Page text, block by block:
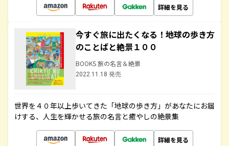
詳細を見る
今すぐ旅に出たくなる！地球の歩き方
のことばと絶景１００
BOOKS 旅の名言＆絶景
2022.11.18 発売
世界を４０年以上歩いてきた「地球の歩き方」があなたにお届
けする、人生を輝かせる旅の名言と癒やしの絶景集
詳細を見る